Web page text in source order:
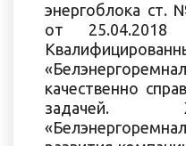
энергоблока ст.
от
качественно
задачей.